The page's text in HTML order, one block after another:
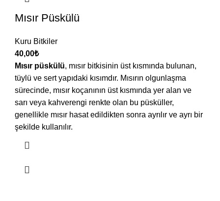
Mısır Püskülü
Kuru Bitkiler
40,00₺
Mısır püskülü, mısır bitkisinin üst kısmında bulunan,
tüylü ve sert yapıdaki kısımdır. Mısırın olgunlaşma
sürecinde, mısır koçanının üst kısmında yer alan ve
sarı veya kahverengi renkte olan bu püsküller,
genellikle mısır hasat edildikten sonra ayrılır ve ayrı bir
şekilde kullanılır.